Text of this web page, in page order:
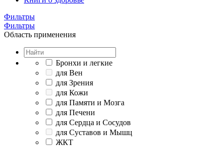
Фильтры
Фильтры
Область применения
Бронхи и легкие
для Вен
для Зрения
для Кожи
для Памяти и Мозга
для Печени
для Сердца и Сосудов
для Суставов и Мышц
ЖКТ